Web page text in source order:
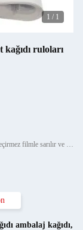
1 / 1
ruloları
Ambalaj bilgileri: Paletin tamamı Kağıt Köşe koruyuculu su geçirmez filmle sarılır ve iki parça çelik şeritle sabitleni
ambalaj kağıdı,